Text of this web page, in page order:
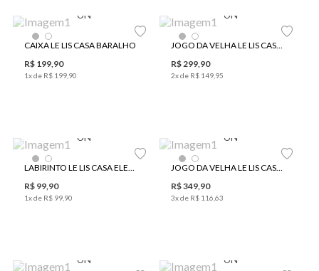
UN
CAIXA LE LIS CASA BARALHO
R$ 199,90
1x de R$ 199 90
UN
JOGO DA VELHA LE LIS CASA ANIS
R$299,90
2x de R$ 149 95
UN
LABIRINTO LE LIS CASA ELEFANTE
R$ 99,90
1x de R$ 99 90
UN
JOGO DA VELHA LE LIS CASA MADEIRA II
R$349,90
3x de R$ 116 63
UN UN